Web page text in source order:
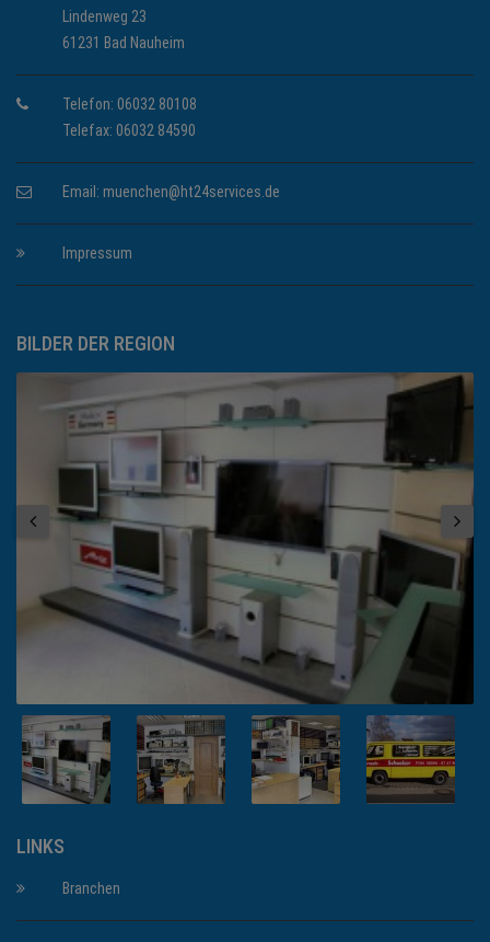
Lindenweg 23
61231 Bad Nauheim
Telefon: 06032 80108
Telefax: 06032 84590
Email: muenchen@ht24services.de
Impressum
BILDER DER REGION
LINKS
Branchen